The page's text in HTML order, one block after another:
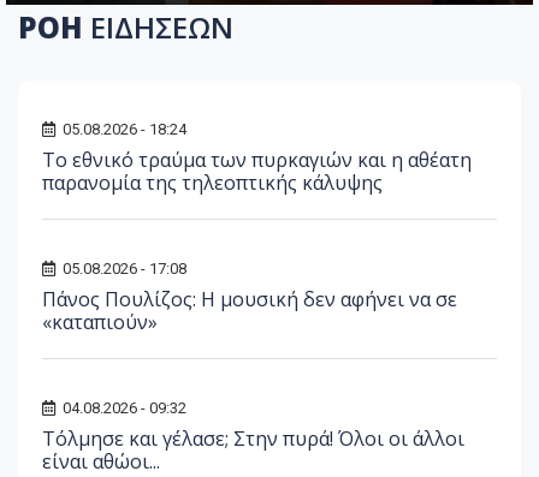
ΡΟΗ ΕΙΔΗΣΕΩΝ
05.08.2026 - 18:24
Το εθνικό τραύμα των πυρκαγιών και η αθέατη
παρανομία της τηλεοπτικής κάλυψης
05.08.2026 - 17:08
Πάνος Πουλίζος: Η μουσική δεν αφήνει να σε
«καταπιούν»
04.08.2026 - 09:32
Τόλμησε και γέλασε; Στην πυρά! Όλοι οι άλλοι
είναι αθώοι...